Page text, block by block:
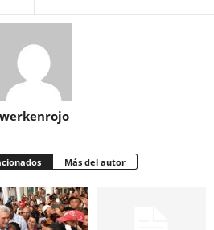
werkenrojo
Más del autor